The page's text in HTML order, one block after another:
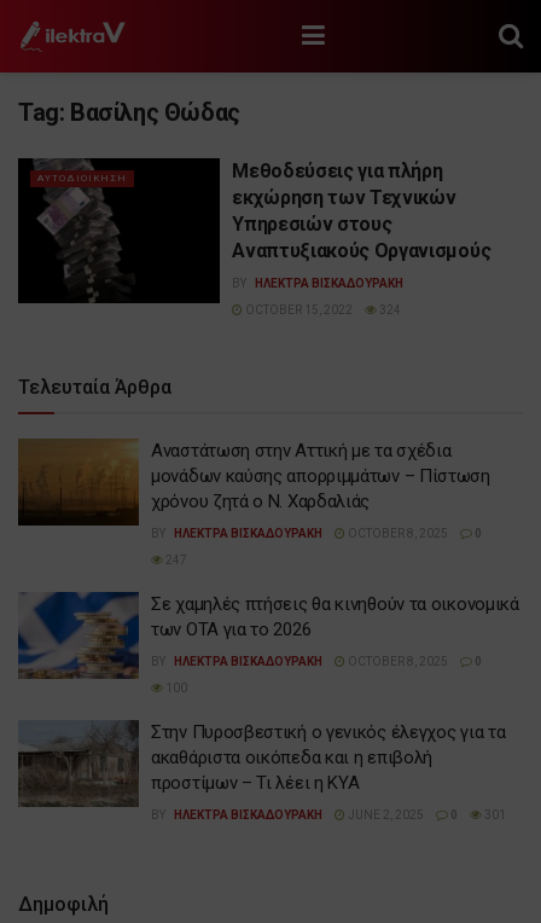
Tag: Βασίλης Θώδας
ΑΥΤΟΔΙΟΙΚΗΣΗ
Μεθοδεύσεις για πλήρη
εκχώρηση των Τεχνικών
Υπηρεσιών στους
Αναπτυξιακούς Οργανισμούς
BY
ΗΛΕΚΤΡΑ ΒΙΣΚΑΔΟΥΡΑΚΗ
OCTOBER 15, 2022
324
Τελευταία Άρθρα
Αναστάτωση στην Αττική με τα σχέδια
μονάδων καύσης απορριμμάτων – Πίστωση
χρόνου ζητά ο Ν. Χαρδαλιάς
BY ΗΛΕΚΤΡΑ ΒΙΣΚΑΔΟΥΡΑΚΗ OCTOBER 8, 2025
247
Σε χαμηλές πτήσεις θα κινηθούν τα οικονομικά
των ΟΤΑ για το 2026
BY ΗΛΕΚΤΡΑ ΒΙΣΚΑΔΟΥΡΑΚΗ OCTOBER 8, 2025
100
Στην Πυροσβεστική ο γενικός έλεγχος για τα
ακαθάριστα οικόπεδα και η επιβολή
προστίμων – Τι λέει η ΚΥΑ
BY ΗΛΕΚΤΡΑ ΒΙΣΚΑΔΟΥΡΑΚΗ JUNE 2, 2025 301
Δημοφιλή